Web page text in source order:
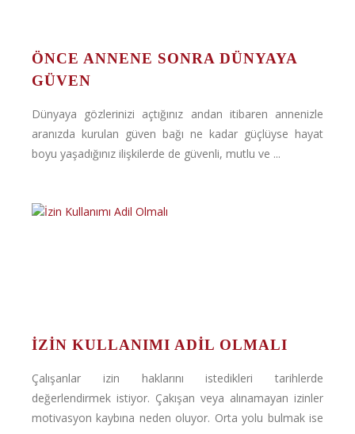
ÖNCE ANNENE SONRA DÜNYAYA
GÜVEN
Dünyaya gözlerinizi açtığınız andan itibaren annenizle
aranızda kurulan güven bağı ne kadar güçlüyse hayat
boyu yaşadığınız ilişkilerde de güvenli, mutlu ve ...
İZIN KULLANIMI ADIL OLMALI
Çalışanlar izin haklarını istedikleri tarihlerde
değerlendirmek istiyor. Çakışan veya alınamayan izinler
motivasyon kaybına neden oluyor. Orta yolu bulmak ise